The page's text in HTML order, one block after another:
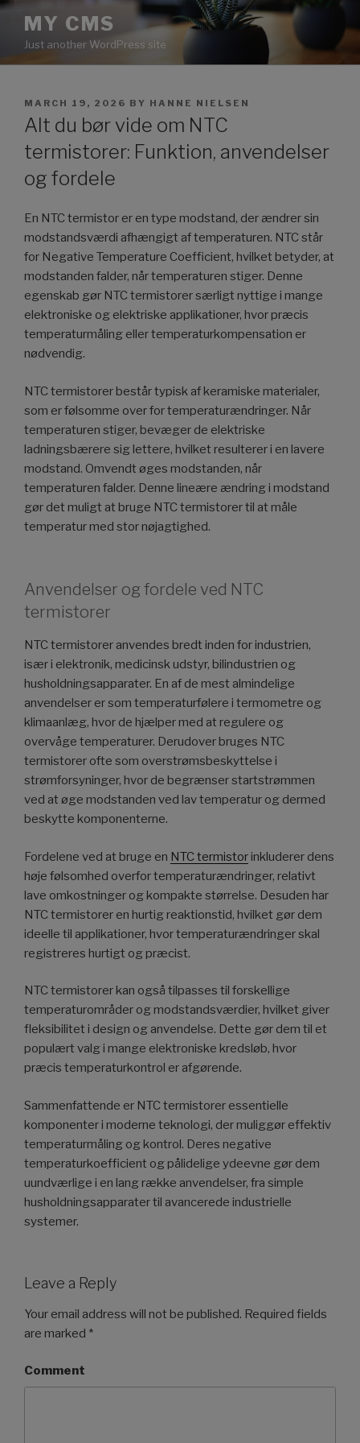
Skip
content
MY CMS
Just another WordPress site
POSTED
ON
MARCH 19, 2026 BY HANNE NIELSEN
Alt du bør vide om NTC
termistorer: Funktion, anvendelser
og fordele
En NTC termistor er en type modstand, der ændrer sin
modstandsværdi afhængigt af temperaturen. NTC står
for Negative Temperature Coefficient, hvilket betyder, at
modstanden falder, når temperaturen stiger. Denne
egenskab gør NTC termistorer særligt nyttige i mange
elektroniske og elektriske applikationer, hvor præcis
temperaturmåling eller temperaturkompensation er
nødvendig.
NTC termistorer består typisk af keramiske materialer,
som er følsomme over for temperaturændringer. Når
temperaturen stiger, bevæger de elektriske
ladningsbærere sig lettere, hvilket resulterer i en lavere
modstand. Omvendt øges modstanden, når
temperaturen falder. Denne lineære ændring i modstand
gør det muligt at bruge NTC termistorer til at måle
temperatur med stor nøjagtighed.
Anvendelser og fordele ved NTC
termistorer
NTC termistorer anvendes bredt inden for industrien,
især i elektronik, medicinsk udstyr, bilindustrien og
husholdningsapparater. En af de mest almindelige
anvendelser er som temperaturfølere i termometre og
klimaanlæg, hvor de hjælper med at regulere og
overvåge temperaturer. Derudover bruges NTC
termistorer ofte som overstrømsbeskyttelse i
strømforsyninger, hvor de begrænser startstrømmen
ved at øge modstanden ved lav temperatur og dermed
beskytte komponenterne.
Fordelene ved at bruge en NTC termistorinkluderer dens
høje følsomhed overfor temperaturændringer, relativt
lave omkostninger og kompakte størrelse. Desuden har
NTC termistorer en hurtig reaktionstid, hvilket gør dem
ideelle til applikationer, hvor temperaturændringer skal
registreres hurtigt og præcist.
NTC termistorer kan også tilpasses til forskellige
temperaturområder og modstandsværdier, hvilket giver
fleksibilitet i design og anvendelse. Dette gør dem til et
populært valg i mange elektroniske kredsløb, hvor
præcis temperaturkontrol er afgørende.
Sammenfattende er NTC termistorer essentielle
komponenter i moderne teknologi, der muliggør effektiv
temperaturmåling og kontrol. Deres negative
temperaturkoefficient og pålidelige ydeevne gør dem
uundværlige i en lang række anvendelser, fra simple
husholdningsapparater til avancerede industrielle
systemer.
Leave a Reply
Your email address will not be published. Required fields
are marked *
Comment